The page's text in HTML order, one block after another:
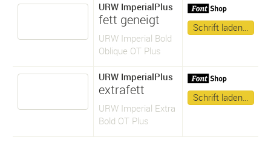
URW ImperialPlus
fett geneigt
URW Imperial Bold
Oblique OT Plus
Schrift laden…
URW ImperialPlus
extrafett
URW Imperial Extra
Bold OT Plus
Schrift laden…